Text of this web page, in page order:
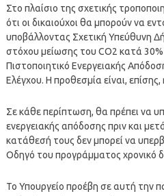
Στο πλαίσιο της σχετικής
ότι οι δικαιούχοι θα μπορούν να
υποβάλλοντας Σχετική Υπεύθυνη
στόχου μείωσης του CO2 κατά 30%
Πιστοποιητικό Ενεργειακής
Ελέγχου. Η προθεσμία είναι,
Σε κάθε περίπτωση, θα πρέπει να
ενεργειακής απόδοσης πριν και
κατάθεσή τους δεν μπορεί να
Οδηγό του προγράμματος χρονικό
Το Υπουργείο προέβη σε αυτή την